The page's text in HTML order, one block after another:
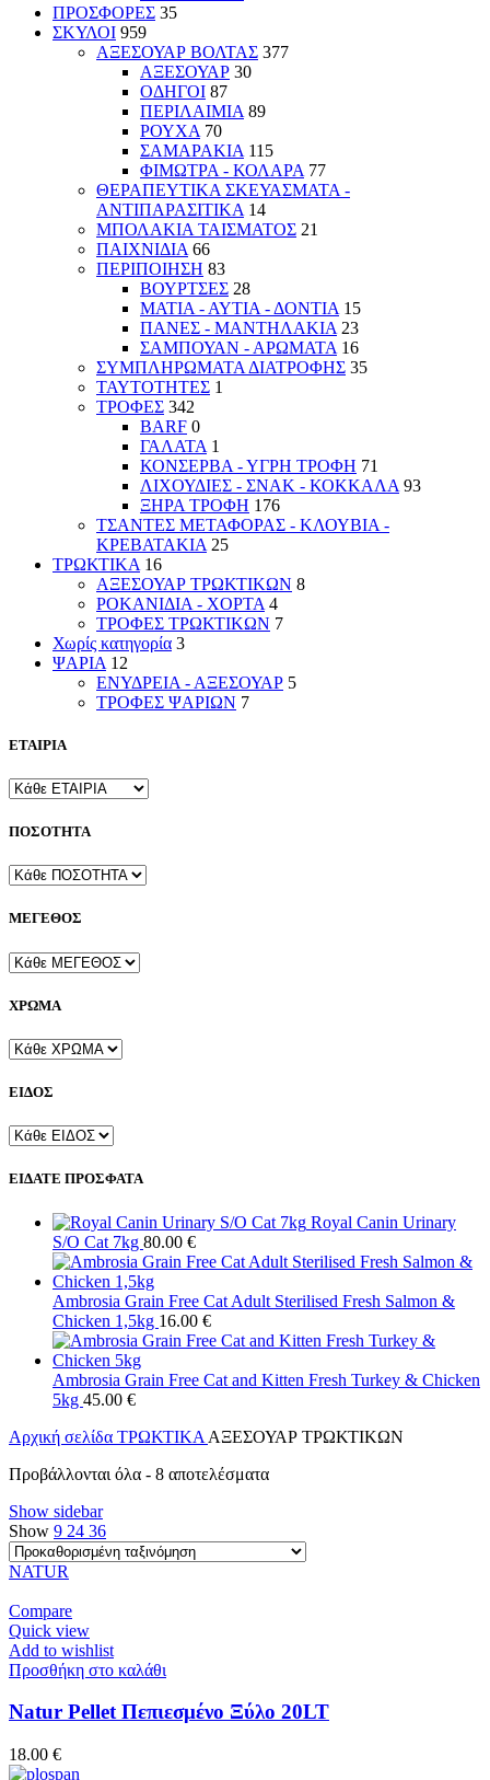
ΠΡΟΣΦΟΡΕΣ 35
ΣΚΥΛΟΙ 959
ΑΞΕΣΟΥΑΡ ΒΟΛΤΑΣ 377
ΑΞΕΣΟΥΑΡ 30
ΟΔΗΓΟΙ 87
ΠΕΡΙΛΑΙΜΙΑ 89
ΡΟΥΧΑ 70
ΣΑΜΑΡΑΚΙΑ 115
ΦΙΜΩΤΡΑ - ΚΟΛΑΡΑ 77
ΘΕΡΑΠΕΥΤΙΚΑ ΣΚΕΥΑΣΜΑΤΑ -
ΑΝΤΙΠΑΡΑΣΙΤΙΚΑ 14
ΜΠΟΛΑΚΙΑ ΤΑΙΣΜΑΤΟΣ 21
ΠΑΙΧΝΙΔΙΑ 66
ΠΕΡΙΠΟΙΗΣΗ 83
ΒΟΥΡΤΣΕΣ 28
ΜΑΤΙΑ - ΑΥΤΙΑ - ΔΟΝΤΙΑ 15
ΠΑΝΕΣ - ΜΑΝΤΗΛΑΚΙΑ 23
ΣΑΜΠΟΥΑΝ - ΑΡΩΜΑΤΑ 16
ΣΥΜΠΛΗΡΩΜΑΤΑ ΔΙΑΤΡΟΦΗΣ 35
ΤΑΥΤΟΤΗΤΕΣ 1
ΤΡΟΦΕΣ 342
BARF 0
ΓΑΛΑΤΑ 1
ΚΟΝΣΕΡΒΑ - ΥΓΡΗ ΤΡΟΦΗ 71
ΛΙΧΟΥΔΙΕΣ - ΣΝΑΚ - ΚΟΚΚΑΛΑ 93
ΞΗΡΑ ΤΡΟΦΗ 176
ΤΣΑΝΤΕΣ ΜΕΤΑΦΟΡΑΣ - ΚΛΟΥΒΙΑ -
ΚΡΕΒΑΤΑΚΙΑ 25
ΤΡΩΚΤΙΚΑ 16
ΑΞΕΣΟΥΑΡ ΤΡΩΚΤΙΚΩΝ 8
ΡΟΚΑΝΙΔΙΑ - ΧΟΡΤΑ 4
ΤΡΟΦΕΣ ΤΡΩΚΤΙΚΩΝ 7
Χωρίς κατηγορία 3
ΨΑΡΙΑ 12
ΕΝΥΔΡΕΙΑ - ΑΞΕΣΟΥΑΡ 5
ΤΡΟΦΕΣ ΨΑΡΙΩΝ 7
ΕΤΑΙΡΙΑ
ΠΟΣΟΤΗΤΑ
ΜΕΓΕΘΟΣ
ΧΡΩΜΑ
ΕΙΔΟΣ
ΕΙΔΑΤΕ ΠΡΟΣΦΑΤΑ
Royal Canin Urinary
S/O Cat 7kg 80.00 €
Ambrosia Grain Free Cat Adult Sterilised Fresh Salmon &
Chicken 1,5kg 16.00 €
Ambrosia Grain Free Cat and Kitten Fresh Turkey & Chicken
5kg 45.00 €
Αρχική σελίδα ΤΡΩΚΤΙΚΑ ΑΞΕΣΟΥΑΡ ΤΡΩΚΤΙΚΩΝ
Προβάλλονται όλα - 8 αποτελέσματα
Show sidebar
Show 9 24 36
NATUR
Compare
Quick view
Add to wishlist
Προσθήκη στο καλάθι
Natur Pellet Πεπιεσμένο Ξύλο 20LT
18.00 €